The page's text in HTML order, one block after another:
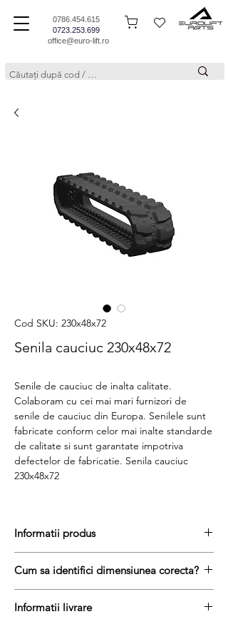
0786.454.615
0723.253.699
office@euro-lift.ro
Cod SKU: 230x48x72
Senila cauciuc 230x48x72
Senile de cauciuc de inalta calitate.
Colaboram cu cei mai mari furnizori de
senile de cauciuc din Europa. Senilele sunt
fabricate conform celor mai inalte standarde
de calitate si sunt garantate impotriva
defectelor de fabricatie. Senila cauciuc
230x48x72
Informatii produs
livrare
Disponibilitate : stoc
Produs aftermarket
Cum sa identifici dimensiunea corecta?
cauciuc, urmati acesti trei pasi simpli:
Informatii livrare